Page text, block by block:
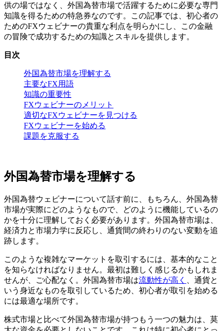
供の場ではなく、外国為替市場で活躍するために必要な専門
知識を得るための特急券なのです。この記事では、初心者の
ためのFXウェビナーの貴重な利点を明らかにし、この金融
の冒険で成功するための知識とスキルを提供します。
目次
外国為替市場を理解する
主要なFX用語
知識の重要性
FXウェビナーのメリット
適切なFXウェビナーを見つける
FXウェビナーを始める
課題を克服する
外国為替市場を理解する
外国為替ウェビナーについて話す前に、もちろん、外国為替
市場が実際にどのようなもので、どのように機能しているの
かを十分に理解しておく必要があります。外国為替市場は、
経済力と市場力学に反応し、通貨間の終わりのない変動を追
跡します。
このような複雑なマーケットを取引するには、基本的なこと
を知らなければなりません。最初は難しく感じるかもしれま
せんが、ご心配なく。外国為替市場は流動性が高く
、通貨と
いう身近なものを取引しているため、初心者が取引を始める
には最適な場所です。
株式市場と比べて外国為替市場が持つもう一つの魅力は、莫